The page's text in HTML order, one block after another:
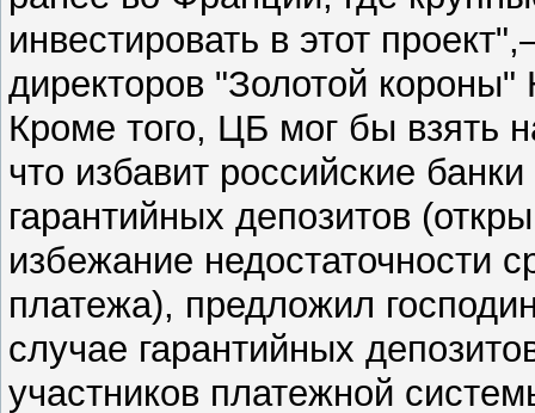
инвестировать в этот
директоров "Золотой
Кроме того, ЦБ мог бы взять
что избавит российские
гарантийных депозитов
избежание недостаточности
платежа), предложил
случае гарантийных
участников платежной